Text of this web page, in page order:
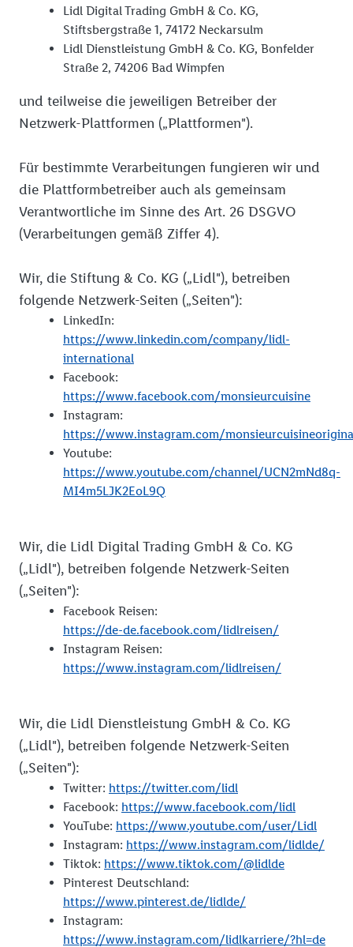
Lidl Digital Trading GmbH & Co. KG,
Stiftsbergstraße 1, 74172 Neckarsulm
Lidl Dienstleistung GmbH & Co. KG, Bonfelder
Straße 2, 74206 Bad Wimpfen
und teilweise die jeweiligen Betreiber der
Netzwerk-Plattformen („Plattformen").
Für bestimmte Verarbeitungen fungieren wir und
die Plattformbetreiber auch als gemeinsam
Verantwortliche im Sinne des Art. 26 DSGVO
(Verarbeitungen gemäß Ziffer 4).
Wir, die Stiftung & Co. KG („Lidl"), betreiben
folgende Netzwerk-Seiten („Seiten"):
LinkedIn:
https://www.linkedin.com/company/lidl-
international
Facebook:
https://www.facebook.com/monsieurcuisine
Instagram:
https://www.instagram.com/
Youtube:
https://www.youtube.com/channel/UCN2mNd8q-
MI4m5LJK2EoL9Q
Wir, die Lidl Digital Trading GmbH & Co. KG
(„Lidl"), betreiben folgende Netzwerk-Seiten
(„Seiten"):
Facebook Reisen:
https://de-de.facebook.com/lidlreisen/
Instagram Reisen:
https://www.instagram.com/lidlreisen/
Wir, die Lidl Dienstleistung GmbH & Co. KG
(„Lidl"), betreiben folgende Netzwerk-Seiten
(„Seiten"):
Twitter: https://twitter.com/lidl
Facebook: https://www.facebook.com/lidl
YouTube: https://www.youtube.com/user/Lidl
Instagram: https://www.instagram.com/lidlde/
Tiktok: https://www.tiktok.com/@lidlde
Pinterest Deutschland:
https://www.pinterest.de/lidlde/
Instagram:
https://www.instagram.com/lidlkarriere/?hl=de